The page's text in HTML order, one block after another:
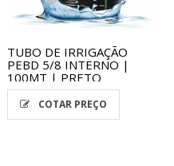
TUBO DE IRRIGAÇÃO
PEBD 5/8 INTERNO |
100MT | PRETO
COTAR PREÇO